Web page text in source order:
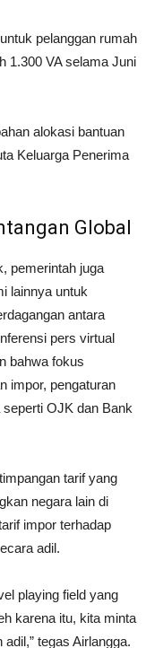
pelanggan rumah
1.300 VA selama Juni
alokasi bantuan
Keluarga Penerima
Global
pemerintah juga
lainnya untuk
antara
pers virtual
bahwa fokus
impor, pengaturan
OJK dan Bank
tarif yang
negara lain di
impor terhadap
adil.
playing field yang
karena itu, kita minta
tegas Airlangga.